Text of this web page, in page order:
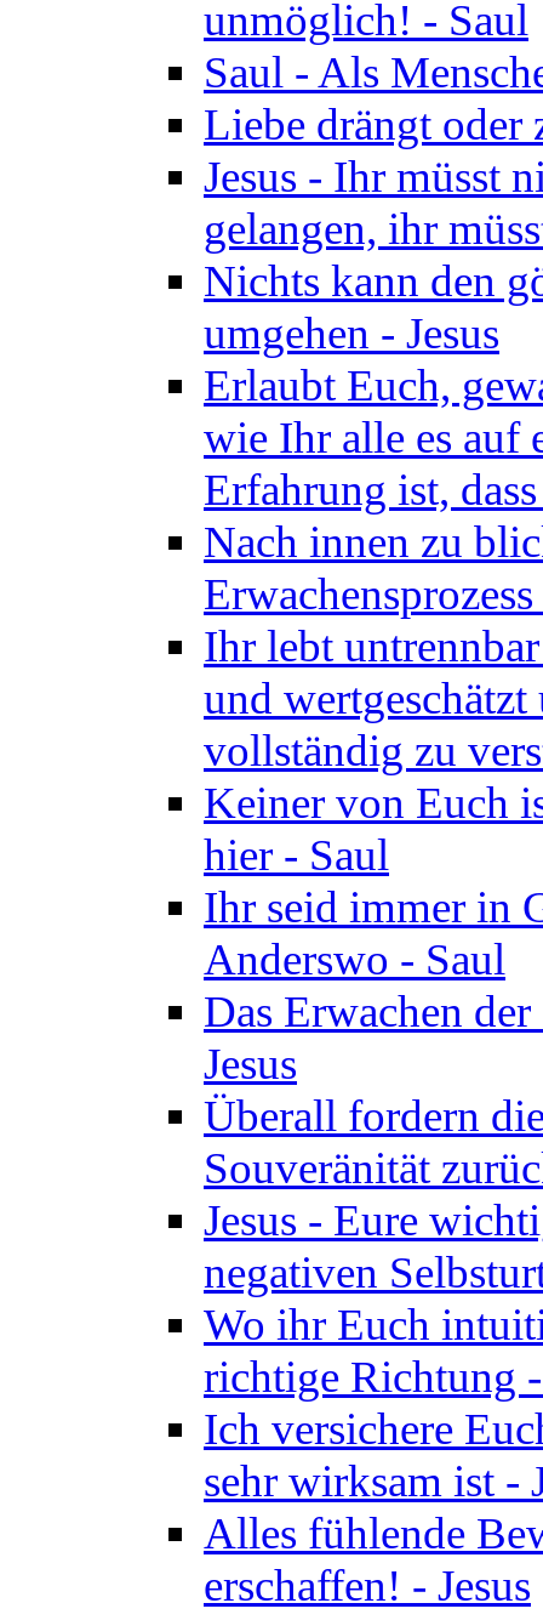
unmöglich! - Saul
Saul - Als
Liebe drängt oder
Jesus - Ihr müsst
gelangen, ihr
Nichts kann den
umgehen - Jesus
Erlaubt Euch,
wie Ihr alle es auf
Erfahrung ist,
Nach innen zu
Ihr lebt
und wertgeschätzt
vollständig zu
Keiner von Euch
hier - Saul
Ihr seid immer in
Anderswo - Saul
Das Erwachen
Jesus
Überall fordern
Souveränität
Jesus - Eure
negativen
Wo ihr Euch
richtige Richtung
Ich versichere
sehr wirksam ist -
Alles fühlende
erschaffen! - Jesus